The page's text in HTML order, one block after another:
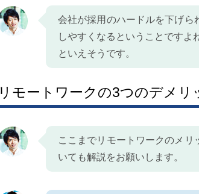
会社が採用のハードルを下げら
しやすくなるということですよ
といえそうです。
リモートワークの3つのデメリ
ここまでリモートワークのメ
いても解説をお願いします。